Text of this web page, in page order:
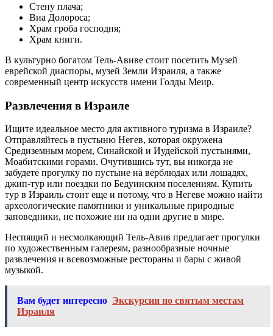
Стену плача;
Виа Долороса;
Храм гроба господня;
Храм книги.
В культурно богатом Тель-Авиве стоит посетить Музей
еврейской диаспоры, музей Земли Израиля, а также
современный центр искусств имени Голды Меир.
Развлечения в Израиле
Ищите идеальное место для активного туризма в Израиле?
Отправляйтесь в пустыню Негев, которая окружена
Средиземным морем, Синайской и Иудейской пустынями,
Моабитскими горами. Очутившись тут, вы никогда не
забудете прогулку по пустыне на верблюдах или лошадях,
джип-тур или поездки по Бедуинским поселениям. Купить
тур в Израиль стоит еще и потому, что в Негеве можно найти
археологические памятники и уникальные природные
заповедники, не похожие ни на одни другие в мире.
Неспящий и несмолкающий Тель-Авив предлагает прогулки
по художественным галереям, разнообразные ночные
развлечения и всевозможные рестораны и бары с живой
музыкой.
Вам будет интересно Экскурсии по святым местам
Израиля